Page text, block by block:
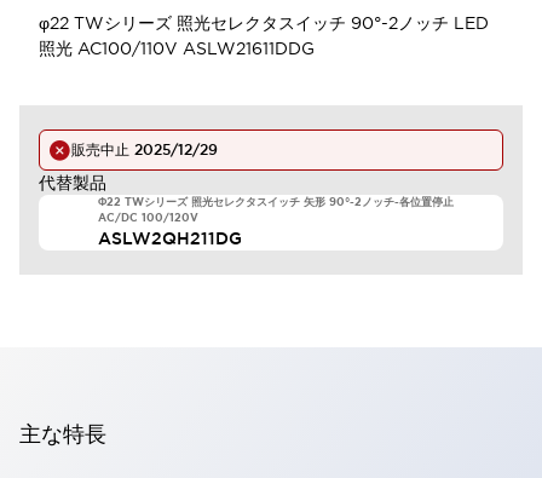
φ22 TWシリーズ 照光セレクタスイッチ 90°-2ノッチ LED
照光 AC100/110V ASLW21611DDG
販売中止 2025/12/29
代替製品
Φ22 TWシリーズ 照光セレクタスイッチ 矢形 90°-2ノッチ-各位置停止
AC/DC 100/120V
ASLW2QH211DG
主な特長